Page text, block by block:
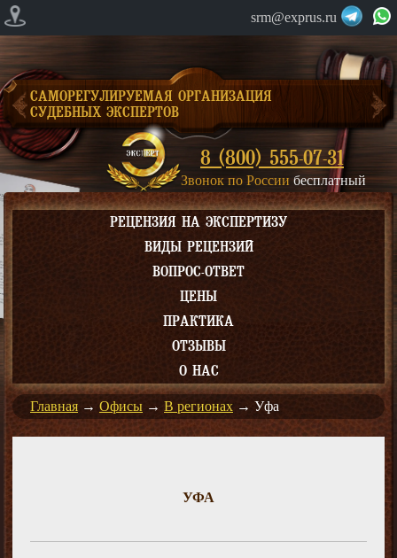
srm@exprus.ru
САМОРЕГУЛИРУЕМАЯ ОРГАНИЗАЦИЯ
СУДЕБНЫХ ЭКСПЕРТОВ
8 (800) 555-07-31
Звонок по России бесплатный
РЕЦЕНЗИЯ НА ЭКСПЕРТИЗУ
ВИДЫ РЕЦЕНЗИЙ
ВОПРОС-ОТВЕТ
ЦЕНЫ
ПРАКТИКА
ОТЗЫВЫ
О НАС
Главная → Офисы → В регионах → Уфа
УФА